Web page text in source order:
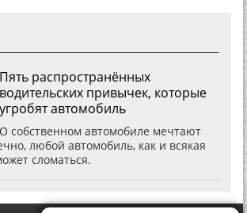
Пять распространённых
водительских привычек, которые
угробят автомобиль
О собственном автомобиле мечтают
любой автомобиль, как и всякая
сломаться.